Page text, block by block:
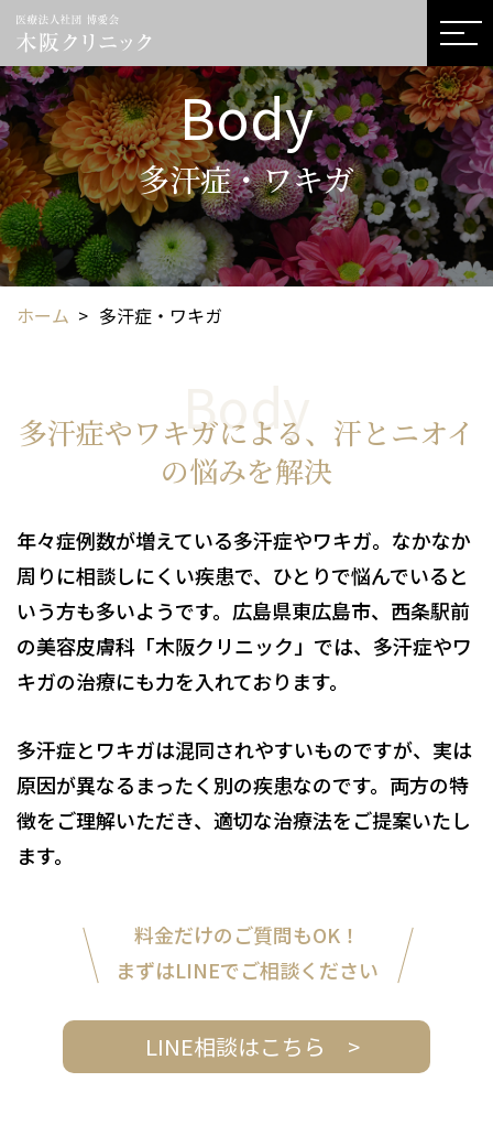
Body
多汗症・ワキガ
ホーム > 多汗症・ワキガ
Body
多汗症やワキガによる、 汗とニオイ
の悩みを解決
年々症例数が増えている多汗症やワキガ。なかなか
周りに相談しにくい疾患で、ひとりで悩んでいると
いう方も多いようです。広島県東広島市、西条駅前
の美容皮膚科「木阪クリニック」では、多汗症やワ
キガの治療にも力を入れております。
多汗症とワキガは混同されやすいものですが、実は
原因が異なるまったく別の疾患なのです。両方の特
徴をご理解いただき、適切な治療法をご提案いたし
ます。
料金だけのご質問もOK！
まずはLINEでご相談ください
LINE相談はこちら